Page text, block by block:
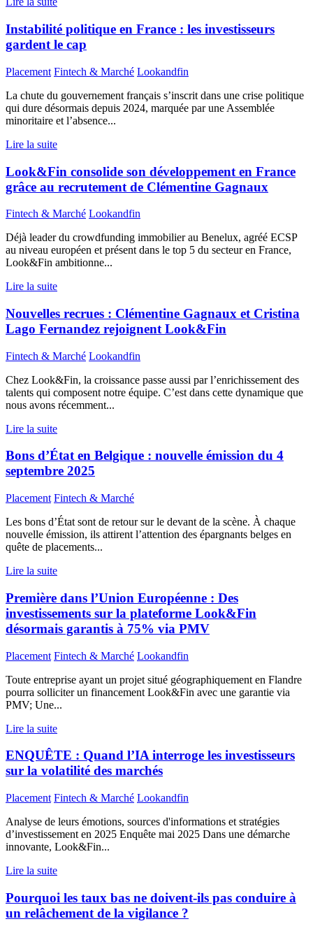
Instabilité politique en France : les investisseurs
gardent le cap
Placement Fintech & Marché Lookandfin
La chute du gouvernement français s’inscrit dans une crise politique
qui dure désormais depuis 2024, marquée par une Assemblée
minoritaire et l’absence...
Lire la suite
Look&Fin consolide son développement en France
grâce au recrutement de Clémentine Gagnaux
Fintech & Marché Lookandfin
Déjà leader du crowdfunding immobilier au Benelux, agréé ECSP
au niveau européen et présent dans le top 5 du secteur en France,
Look&Fin ambitionne...
Lire la suite
Nouvelles recrues : Clémentine Gagnaux et Cristina
Lago Fernandez rejoignent Look&Fin
Fintech & Marché Lookandfin
Chez Look&Fin, la croissance passe aussi par l’enrichissement des
talents qui composent notre équipe. C’est dans cette dynamique que
nous avons récemment...
Lire la suite
Bons d’État en Belgique : nouvelle émission du 4
septembre 2025
Placement Fintech & Marché
Les bons d’État sont de retour sur le devant de la scène. À chaque
nouvelle émission, ils attirent l’attention des épargnants belges en
quête de placements...
Lire la suite
Première dans l’Union Européenne : Des
investissements sur la plateforme Look&Fin
désormais garantis à 75% via PMV
Placement Fintech & Marché Lookandfin
Toute entreprise ayant un projet situé géographiquement en Flandre
pourra solliciter un financement Look&Fin avec une garantie via
PMV; Une...
Lire la suite
ENQUÊTE : Quand l’IA interroge les investisseurs
sur la volatilité des marchés
Placement Fintech & Marché Lookandfin
Analyse de leurs émotions, sources d'informations et stratégies
d’investissement en 2025 Enquête mai 2025 Dans une démarche
innovante, Look&Fin...
Lire la suite
Pourquoi les taux bas ne doivent-ils pas conduire à
un relâchement de la vigilance ?